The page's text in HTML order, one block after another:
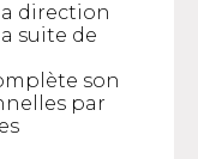
direction
suite de
son
par